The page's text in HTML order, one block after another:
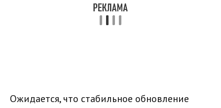
Ожидается, что стабильное обновление